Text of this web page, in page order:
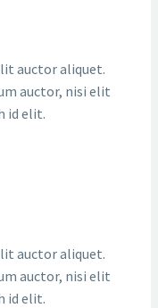
auctor aliquet.
auctor, nisi elit
id elit.
auctor aliquet.
auctor, nisi elit
id elit.